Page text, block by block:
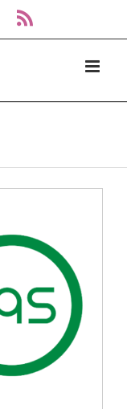
Facebook